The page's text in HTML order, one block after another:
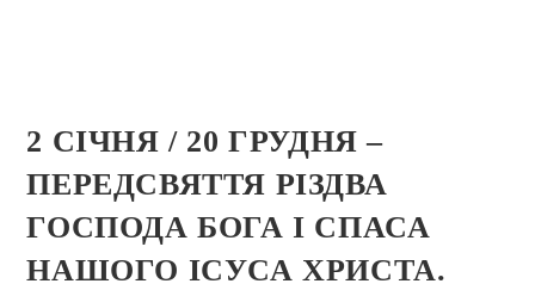
2 СІЧНЯ / 20 ГРУДНЯ –
ПЕРЕДСВЯТТЯ РІЗДВА
ГОСПОДА БОГА І СПАСА
НАШОГО ІСУСА ХРИСТА.